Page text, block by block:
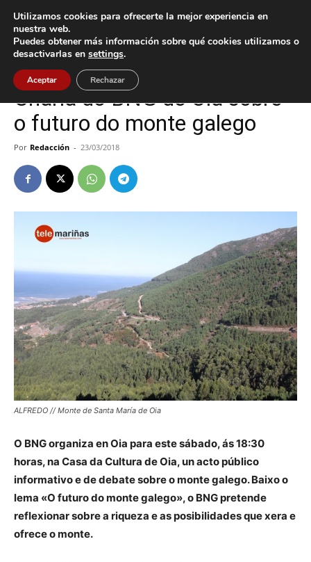
Inicio Oia
Oia Política
Charla do BNG de Oia sobre
o futuro do monte galego
Por Redacción - 23/03/2018
ALFREDO // Monte de Santa María de Oia
O BNG organiza en Oia para este sábado, ás 18:30
horas, na Casa da Cultura de Oia, un acto público
informativo e de debate sobre o monte galego. Baixo o
lema «O futuro do monte galego», o BNG pretende
reflexionar sobre a riqueza e as posibilidades que xera e
ofrece o monte.
Utilizamos cookies para ofrecerte la mejor experiencia en
nuestra web.
Puedes obtener más información sobre qué cookies utilizamos o
desactivarlas en settings.
Aceptar Rechazar